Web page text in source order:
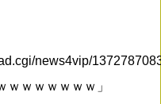
news4vip/
ｗｗｗｗｗｗｗ」